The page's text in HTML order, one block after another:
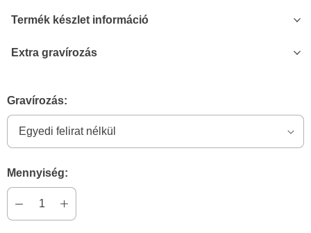
Termék készlet információ
Extra gravírozás
Gravírozás:
Mennyiség: